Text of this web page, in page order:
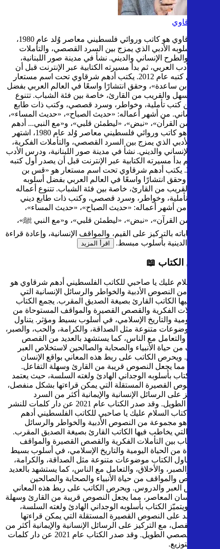
أدهم شرقاوي
أدهم شرقاوي هو كاتب وروائي فلسطيني معاصر وُلد عام 1980،
اشتهر بأسلوبه الأدبي الذي يمزج بين السرد القصصي، والتأملات
الفكرية، والطرح الإنساني والديني. نشأ في مدينة صور اللبنانية،
ودرس الأدب العربي، ثم بدأ مسيرته الكتابية عبر الإنترنت قبل أن
يصدر أول كتبه عام 2012. يكتب أدهم شرقاوي تحت اسم مستعار
هو «قس بن ساعدة»، وحقق انتشارًا واسعًا في العالم العربي بفضل
أسلوبه السهل والقريب من القارئ، خاصة بين فئة الشباب. تتنوع
أعماله بين كتب تأملية، وخواطر، وسرد قصصي، وكتب ذات طابع
ديني وإنساني. من أشهر أعماله: «حديث الصباح»، «حديث المساء»،
«رسائل من القرآن»، «نبض»، «ليطمئن قلبي»، و«مع النبي... أدهم
شرقاوي هو كاتب وروائي فلسطيني معاصر وُلد عام 1980، اشتهر
بأسلوبه الأدبي الذي يمزج بين السرد القصصي، والتأملات الفكرية،
والطرح الإنساني والديني. نشأ في مدينة صور اللبنانية، ودرس الأدب
العربي، ثم بدأ مسيرته الكتابية عبر الإنترنت قبل أن يصدر أول كتبه
عام 2012. يكتب أدهم شرقاوي تحت اسم مستعار هو «قس بن
ساعدة»، وحقق انتشارًا واسعًا في العالم العربي بفضل أسلوبه
السهل والقريب من القارئ، خاصة بين فئة الشباب. تتنوع أعماله
بين كتب تأملية، وخواطر، وسرد قصصي، وكتب ذات طابع ديني
وإنساني. من أشهر أعماله: «حديث الصباح»، «حديث المساء»،
«رسائل من القرآن»، «نبض»، «ليطمئن قلبي»، و«مع النبي ﷺ»،
وتتميز كتاباته بالتركيز على القيم، والمواقف الإنسانية، وإعادة قراءة
النصوص الدينية بأسلوب مبسط.
اقرأ المزيد
نبذة عن الكتاب 📖
كتاب السلام عليك يا صاحبي للكاتب الفلسطيني أدهم شرقاوي هو
مجموعة من النصوص الأدبية والخواطر والرسائل الإنسانية التي
يخاطب فيها الكاتب القارئ بصيغة الصديق المقرب. يجمع الكتاب
بين التأملات الفكرية والقصص القصيرة والمواقف المستوحاة من
الحياة اليومية والتاريخ الإسلامي، في أسلوب بسيط ومؤثر. يتناول
الكتاب موضوعات متنوعة مثل الصداقة، والكرامة، والحب، والصبر،
والأخلاق، والتعامل مع الناس، كما يستشهد بالعديد من القصص
والمواقف من حياة الأنبياء والصحابة والصالحين لاستخلاص العبر
والدروس. ويحرص الكاتب على ربط هذه المعاني بواقع الإنسان
المعاصر، مما يجعل النصوص قريبة من القارئ وسهلة التفاعل.
ويتميّز الكتاب بأسلوبه الوجداني الهادئ ولغته السلسة، حيث يعتمد
على النصوص القصيرة المستقلة التي يمكن قراءتها بشكل منفصل،
مع التركيز على الرسائل الإنسانية والإيمانية أكثر من السرد
القصصي الطويل. وقد صدر الكتاب عام 2021 عن دار كلمات للنشر
كتاب السلام عليك يا صاحبي للكاتب الفلسطيني أدهم
شرقاوي هو مجموعة من النصوص الأدبية والخواطر والرسائل
الإنسانية التي يخاطب فيها الكاتب القارئ بصيغة الصديق المقرب.
يجمع الكتاب بين التأملات الفكرية والقصص القصيرة والمواقف
المستوحاة من الحياة اليومية والتاريخ الإسلامي، في أسلوب بسيط
ومؤثر. يتناول الكتاب موضوعات متنوعة مثل الصداقة، والكرامة،
والحب، والصبر، والأخلاق، والتعامل مع الناس، كما يستشهد بالعديد
من القصص والمواقف من حياة الأنبياء والصحابة والصالحين
لاستخلاص العبر والدروس. ويحرص الكاتب على ربط هذه المعاني
بواقع الإنسان المعاصر، مما يجعل النصوص قريبة من القارئ وسهلة
التفاعل. ويتميّز الكتاب بأسلوبه الوجداني الهادئ ولغته السلسة،
حيث يعتمد على النصوص القصيرة المستقلة التي يمكن قراءتها
بشكل منفصل، مع التركيز على الرسائل الإنسانية والإيمانية أكثر من
السرد القصصي الطويل. وقد صدر الكتاب عام 2021 عن دار كلمات
للنشر والتوزيع.